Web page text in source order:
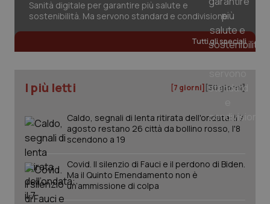
Sanità digitale per garantire più salute e
sostenibilità. Ma servono standard e condivisione
Tutti gli speciali
I più letti [7 giorni] [30 giorni]
Caldo, segnali di lenta ritirata dell'ondata: il 7
agosto restano 26 città da bollino rosso, l'8
scendono a 19
Covid. Il silenzio di Fauci e il perdono di Biden.
Ma il Quinto Emendamento non è
un’ammissione di colpa
CookieScript
www.quotidianosanita.it
5
tracking-sites-ironfish-
tracking-enable